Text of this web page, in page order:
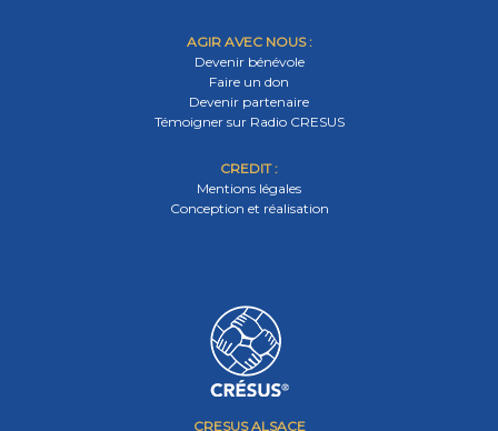
AGIR AVEC NOUS :
Devenir bénévole
Faire un don
Devenir partenaire
Témoigner sur Radio CRESUS
CREDIT :
Mentions légales
Conception et réalisation
CRESUS ALSACE